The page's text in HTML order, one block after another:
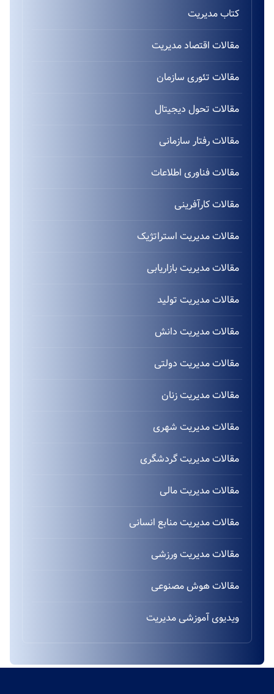
کتاب مدیریت
مقالات اقتصاد مدیریت
مقالات تئوری سازمان
مقالات تحول دیجیتال
مقالات رفتار سازمانی
مقالات فناوری اطلاعات
مقالات کارآفرینی
مقالات مدیریت استراتژیک
مقالات مدیریت بازاریابی
مقالات مدیریت تولید
مقالات مدیریت دانش
مقالات مدیریت دولتی
مقالات مدیریت زنان
مقالات مدیریت شهری
مقالات مدیریت گردشگری
مقالات مدیریت مالی
مقالات مدیریت منابع انسانی
مقالات مدیریت ورزشی
مقالات هوش مصنوعی
ویدیوی آموزشی مدیریت